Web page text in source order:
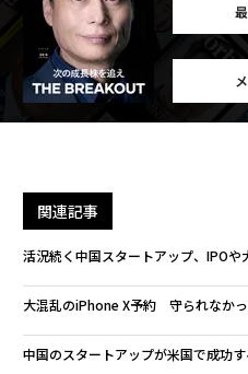
関連記事
活況続く中国スタートアップ、IPOや
大混乱のiPhone X予約 守られなか
中国のスタートアップが米国で成功